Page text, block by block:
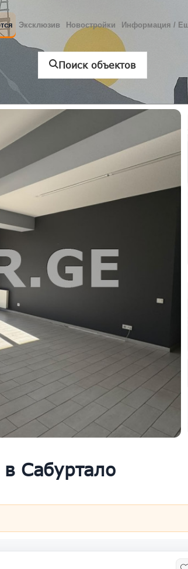
Эксклюзив Новостройки Информация /
Поиск объектов
Сабуртало